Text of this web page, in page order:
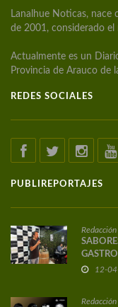
Lanalhue Noticas, nace
de 2001, considerado el
Actualmente es un
Provincia de Arauco de
REDES SOCIALES
PUBLIREPORTAJES
Redacción
DE12-
Redacción